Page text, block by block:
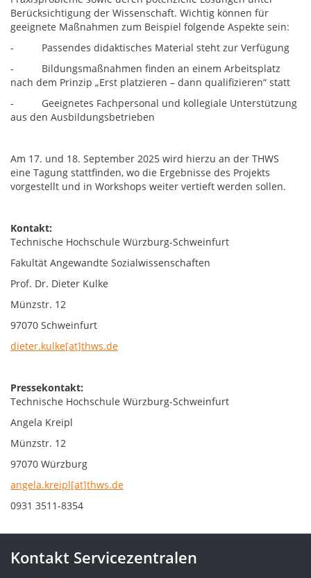
Berücksichtigung der Wissenschaft. Wichtig können für
geeignete Maßnahmen zum Beispiel folgende Aspekte sein:
- Passendes didaktisches Material steht zur Verfügung
- Bildungsmaßnahmen finden an einem Arbeitsplatz
nach dem Prinzip „Erst platzieren – dann qualifizieren“ statt
- Geeignetes Fachpersonal und kollegiale Unterstützung
aus den Ausbildungsbetrieben
Am 17. und 18. September 2025 wird hierzu an der THWS
eine Tagung stattfinden, wo die Ergebnisse des Projekts
vorgestellt und in Workshops weiter vertieft werden sollen.
Kontakt:
Technische Hochschule Würzburg-Schweinfurt
Fakultät Angewandte Sozialwissenschaften
Prof. Dr. Dieter Kulke
Münzstr. 12
97070 Schweinfurt
dieter.kulke[at]thws.de
Pressekontakt:
Technische Hochschule Würzburg-Schweinfurt
Angela Kreipl
Münzstr. 12
97070 Würzburg
angela.kreipl[at]thws.de
0931 3511-8354
Kontakt Servicezentralen